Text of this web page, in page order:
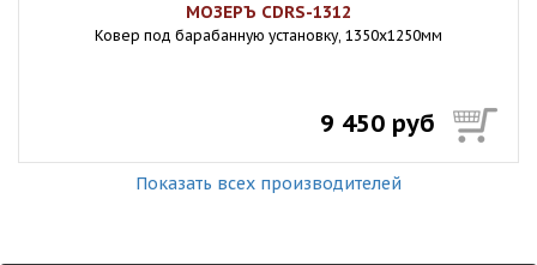
МОЗЕРЪ CDRS-1312
Ковер под барабанную установку, 1350х1250мм
9 450 руб
Показать всех производителей